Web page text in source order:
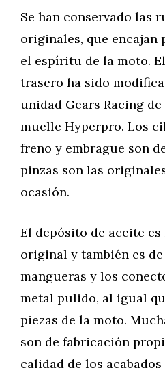
Se han conservado las
originales, que encajan
el espíritu de la moto.
trasero ha sido
unidad Gears Racing
muelle Hyperpro. Los
freno y embrague son
pinzas son las
ocasión.
El depósito de aceite
original y también es
mangueras y los
metal pulido, al igual
piezas de la moto.
son de fabricación
calidad de los